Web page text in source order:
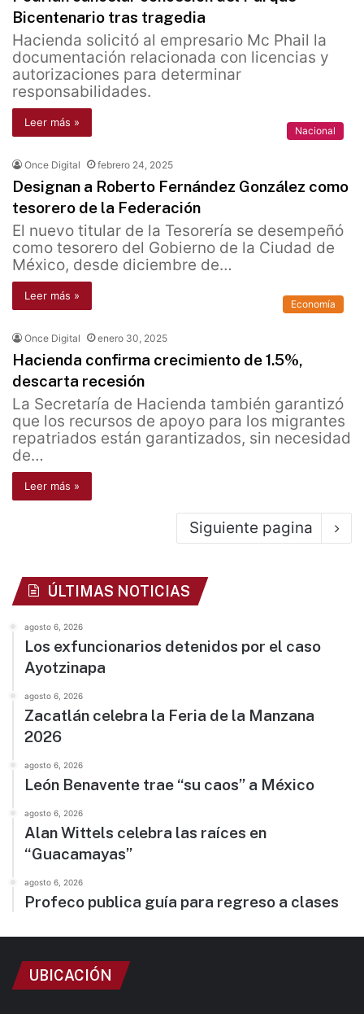
Bicentenario tras tragedia
Hacienda solicitó al empresario Mc Phail la
documentación relacionada con licencias y
autorizaciones para determinar
responsabilidades.
Leer más »
Nacional
Once Digital febrero 24, 2025
Designan a Roberto Fernández González como
tesorero de la Federación
El nuevo titular de la Tesorería se desempeñó
como tesorero del Gobierno de la Ciudad de
México, desde diciembre de…
Leer más »
Economía
Once Digital enero 30, 2025
Hacienda confirma crecimiento de 1.5%,
descarta recesión
La Secretaría de Hacienda también garantizó
que los recursos de apoyo para los migrantes
repatriados están garantizados, sin necesidad
de…
Leer más »
Siguiente pagina
ÚLTIMAS NOTICIAS
agosto 6, 2026
Los exfuncionarios detenidos por el caso
Ayotzinapa
agosto 6, 2026
Zacatlán celebra la Feria de la Manzana
2026
agosto 6, 2026
León Benavente trae “su caos” a México
agosto 6, 2026
Alan Wittels celebra las raíces en
“Guacamayas”
agosto 6, 2026
Profeco publica guía para regreso a clases
UBICACIÓN